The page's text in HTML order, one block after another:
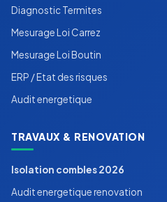
Diagnostic Termites
Mesurage Loi Carrez
Mesurage Loi Boutin
ERP / Etat des risques
Audit energetique
TRAVAUX & RENOVATION
Isolation combles 2026
Audit energetique renovation